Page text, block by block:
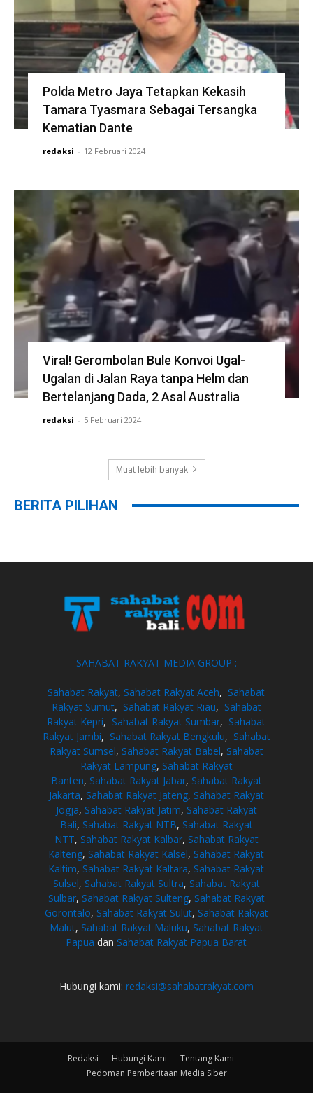
Polda Metro Jaya Tetapkan Kekasih
Tamara Tyasmara Sebagai Tersangka
Kematian Dante
redaksi - 12 Februari 2024
Viral! Gerombolan Bule Konvoi Ugal-
Ugalan di Jalan Raya tanpa Helm dan
Bertelanjang Dada, 2 Asal Australia
redaksi - 5 Februari 2024
Muat lebih banyak
BERITA PILIHAN
SAHABAT RAKYAT MEDIA GROUP :
Sahabat Rakyat, Sahabat Rakyat Aceh, Sahabat
Rakyat Sumut, Sahabat Rakyat Riau, Sahabat
Rakyat Kepri, Sahabat Rakyat Sumbar, Sahabat
Rakyat Jambi, Sahabat Rakyat Bengkulu, Sahabat
Rakyat Sumsel, Sahabat Rakyat Babel, Sahabat
Rakyat Lampung, Sahabat Rakyat
Banten, Sahabat Rakyat Jabar, Sahabat Rakyat
Jakarta, Sahabat Rakyat Jateng, Sahabat Rakyat
Jogja, Sahabat Rakyat Jatim, Sahabat Rakyat
Bali, Sahabat Rakyat NTB, Sahabat Rakyat
NTT, Sahabat Rakyat Kalbar, Sahabat Rakyat
Kalteng, Sahabat Rakyat Kalsel, Sahabat Rakyat
Kaltim, Sahabat Rakyat Kaltara, Sahabat Rakyat
Sulsel, Sahabat Rakyat Sultra, Sahabat Rakyat
Sulbar, Sahabat Rakyat Sulteng, Sahabat Rakyat
Gorontalo, Sahabat Rakyat Sulut, Sahabat Rakyat
Malut, Sahabat Rakyat Maluku, Sahabat Rakyat
Papua dan Sahabat Rakyat Papua Barat
Hubungi kami: redaksi@sahabatrakyat.com
Redaksi Hubungi Kami
Tentang Kami
Pedoman Pemberitaan Media Siber